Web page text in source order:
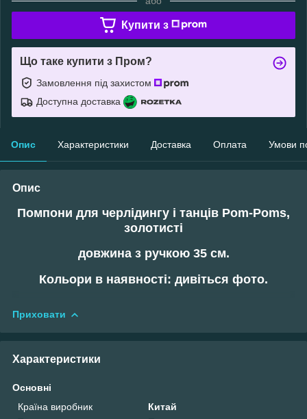
Купити з
Що таке купити з Пром?
Замовлення під захистом
Доступна доставка
Опис Характеристики Доставка Оплата Умови
Опис
Помпони для черлідингу і танців Pom-Poms,
золотисті
довжина з ручкою 35 см.
Кольори в наявності: дивіться фото.
Приховати
Характеристики
Основні
Країна виробник
Китай